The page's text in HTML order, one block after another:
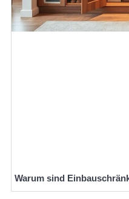
Warum sind